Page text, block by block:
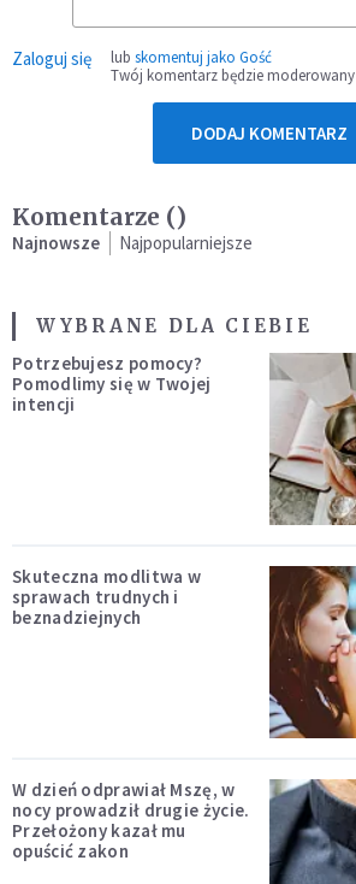
Zaloguj się lub skomentuj jako Gość
Twój komentarz będzie moderowany
DODAJ KOMENTARZ
Komentarze ()
Najnowsze Najpopularniejsze
WYBRANE DLA CIEBIE
Potrzebujesz pomocy?
Pomodlimy się w Twojej
intencji
Skuteczna modlitwa w
sprawach trudnych i
beznadziejnych
W dzień odprawiał Mszę, w
nocy prowadził drugie życie.
Przełożony kazał mu
opuścić zakon